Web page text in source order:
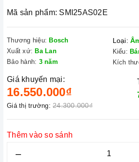
Mã sản phẩm: SMI25AS02E
Thương hiệu: Bosch
Xuất xứ: Ba Lan
Bảo hành: 3 năm
Loại:
Kiểu:
Kích
Giá khuyến mại:
16.550.000₫
Giá thị trường: 24.300.000₫
Thêm vào so sánh
–